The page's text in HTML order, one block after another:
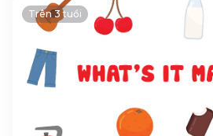
Trên 3 tuổi